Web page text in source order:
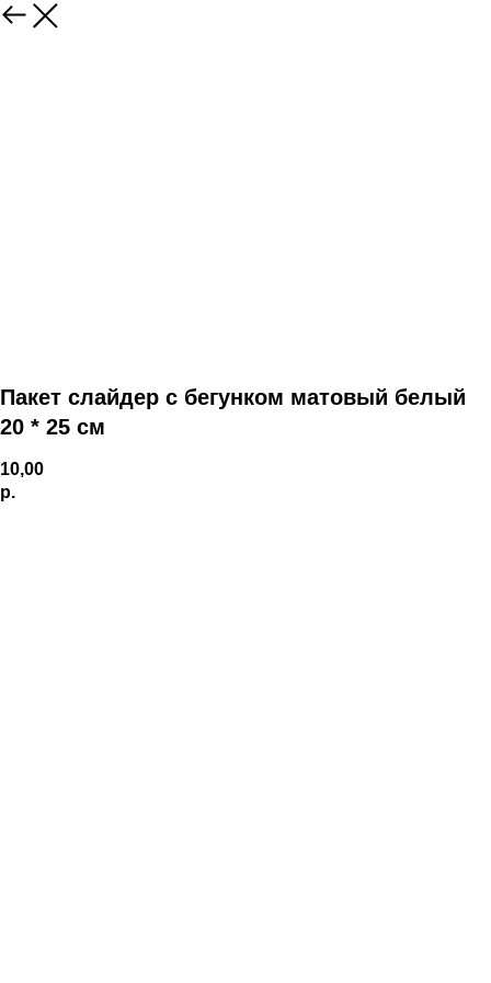
Пакет слайдер с бегунком матовый белый
20 * 25 см
10,00
р.